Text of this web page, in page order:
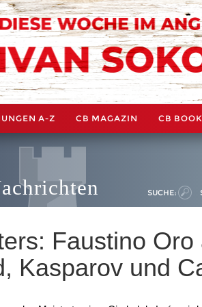
A-Z CB MAGAZIN CB
SUCHE:
Faustino
Kasparov und